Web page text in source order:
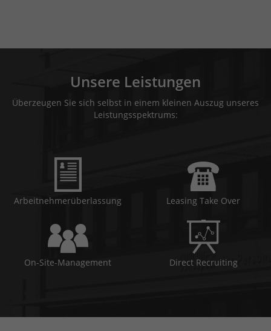
Unsere Leistungen
Überzeugen Sie sich selbst in einem kleinen Auszug unseres
Leistungsspektrums:
Arbeitnehmerüberlassung Leasing Take Over
On-Site-Management Direct Recruiting